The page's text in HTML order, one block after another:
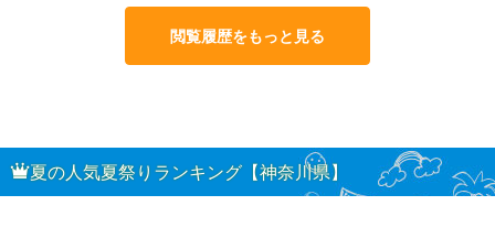
閲覧履歴をもっと見る
夏の人気夏祭りランキング【神奈川県】